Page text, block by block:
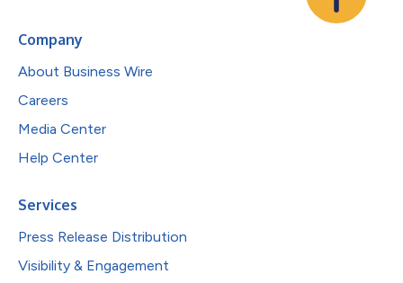
Company
About Business Wire
Careers
Media Center
Help Center
Services
Press Release Distribution
Visibility & Engagement